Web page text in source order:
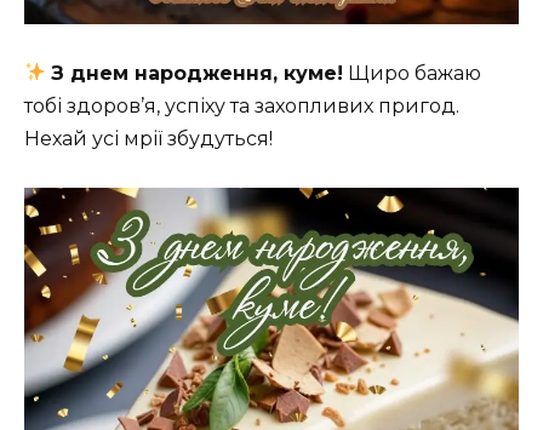
З днем народження, куме! Щиро бажаю
тобі здоров’я, успіху та захопливих пригод.
Нехай усі мрії збудуться!